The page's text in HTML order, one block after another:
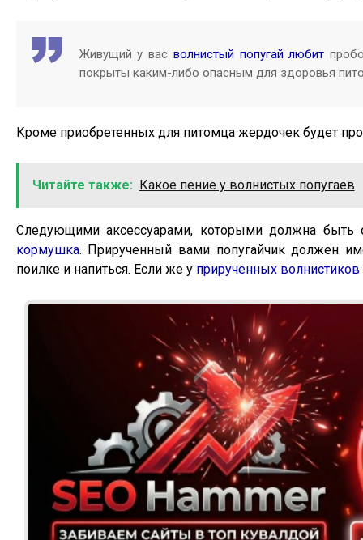
Живущий у вас волнистый попугай любит
покрыты каким-либо опасным для здоровья
Кроме приобретенных для питомца жердочек будет
Читайте также: Какое пение у волнистых попугаев
Следующими аксессуарами, которыми должна быть
кормушка. Прирученный вами попугайчик должен
поилке и напиться. Если же у прирученных волнистиков